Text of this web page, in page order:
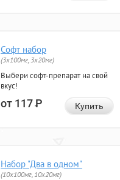
Софт набор
(3x100мг, 3x20мг)
Выбери софт-препарат на свой
вкус!
от 117Р Купить
Набор "Два в одном"
(10x100мг, 10x20мг)